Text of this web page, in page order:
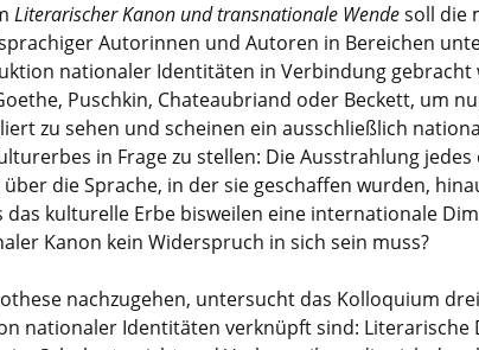
Literarischer Kanon und transnationale Wendesoll die
Autorinnen und Autoren in Bereichen
nationaler Identitäten in Verbindung gebracht
Puschkin, Chateaubriand oder Beckett, um
zu sehen und scheinen ein ausschließlich
in Frage zu stellen: Die Ausstrahlung
die Sprache, in der sie geschaffen wurden,
das kulturelle Erbe bisweilen eine internationale
Kanon kein Widerspruch in sich sein muss?
nachzugehen, untersucht das Kolloquium
nationaler Identitäten verknüpft sind: Literarische